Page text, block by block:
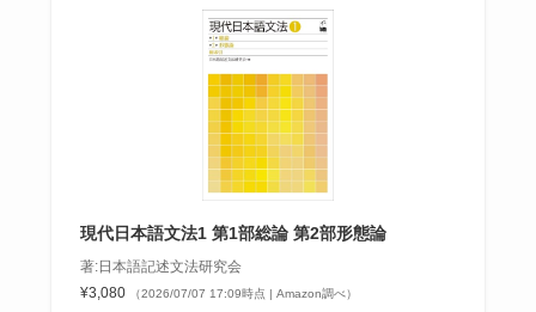
現代日本語文法1 第1部総論 第2部形態論
著:日本語記述文法研究会
¥3,080
（2026/07/07 17:09時点 | Amazon調べ）